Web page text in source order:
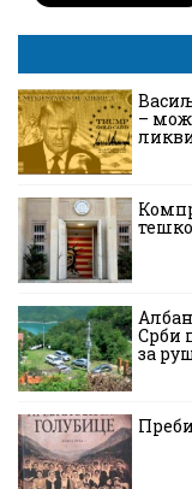
–
Срби
за